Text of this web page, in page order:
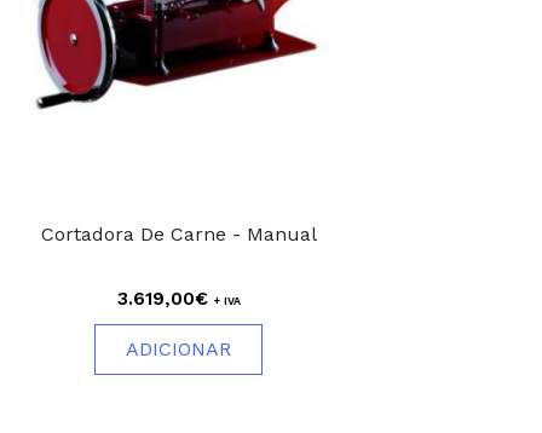
Cortadora De Carne - Manual
3.619,00€ + IVA
ADICIONAR